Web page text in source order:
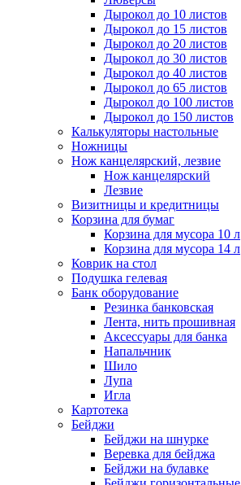
Дырокол до 10 листов
Дырокол до 15 листов
Дырокол до 20 листов
Дырокол до 30 листов
Дырокол до 40 листов
Дырокол до 65 листов
Дырокол до 100 листов
Дырокол до 150 листов
Калькуляторы настольные
Ножницы
Нож канцелярский, лезвие
Нож канцелярский
Лезвие
Визитницы и кредитницы
Корзина для бумаг
Корзина для мусора 10 л
Корзина для мусора 14 л
Коврик на стол
Подушка гелевая
Банк оборудование
Резинка банковская
Лента, нить прошивная
Аксессуары для банка
Напальчник
Шило
Лупа
Игла
Картотека
Бейджи
Бейджи на шнурке
Веревка для бейджа
Бейджи на булавке